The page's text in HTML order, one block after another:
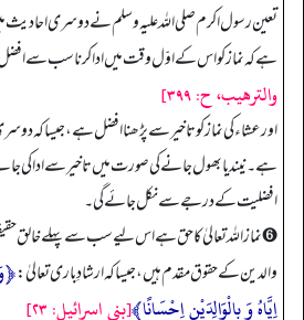
تعین رسول اکرم صلی اللہ علیہ وسلم نے دوسری
ہے کہ نماز کو اس کے اوّل وقت میں ادا کرنا سب سے
والترهيب، ح: ۳۹۹]
اور عشاء کی نماز کو تاخیر سے پڑھنا افضل ہے، جیسا کہ
ہے۔ نیند یا بھول جانے کی صورت میں تاخیر سے ادا کی جانے
افضلیت کے درجے سے نکل جائے گی۔
➏ نماز اللہ تعالیٰ کا حق ہے اس لیے سب سے پہلے خالق
والدین کے حقوق مقدم ہیں، جیسا کہ ارشادِ باری تعالیٰ:
اِیَّاهُ وَ بِالْوَالِدَیْنِ اِحْسَانًا﴾[بني اسرائيل: ۲۳]